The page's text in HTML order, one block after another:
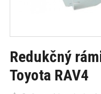
Redukčný
Toyota RAV4